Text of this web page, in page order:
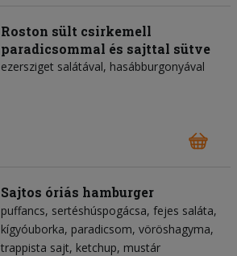
Roston sült csirkemell
paradicsommal és sajttal sütve
ezersziget salátával, hasábburgonyával
Sajtos óriás hamburger
puffancs sertéshúspogácsa fejes saláta
kígyóuborka paradicsom vöröshagyma
trappista sajt ketchup mustár